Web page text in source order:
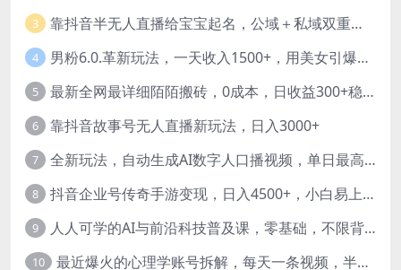
3 靠抖音半无人直播给宝宝起名，公域＋私域双重变现模式
4 男粉6.0.革新玩法，一天收入1500+，用美女引爆得物APP【揭秘】-暖阳网
5 最新全网最详细陌陌搬砖，0成本，日收益300+稳定收入【揭秘】
6 靠抖音故事号无人直播新玩法，日入3000+
7 全新玩法，自动生成AI数字人口播视频，单日最高3000+，能快速上手!-暖阳网
8 抖音企业号传奇手游变现，日入4500+，小白易上手
9 人人可学的AI与前沿科技普及课，零基础，不限背景通俗易懂，深入浅出-暖阳网
10 最近爆火的心理学账号拆解，每天一条视频，半个小时解决，轻松日入三百+-暖阳网